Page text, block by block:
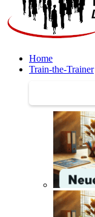
Home
Train-the-Trainer